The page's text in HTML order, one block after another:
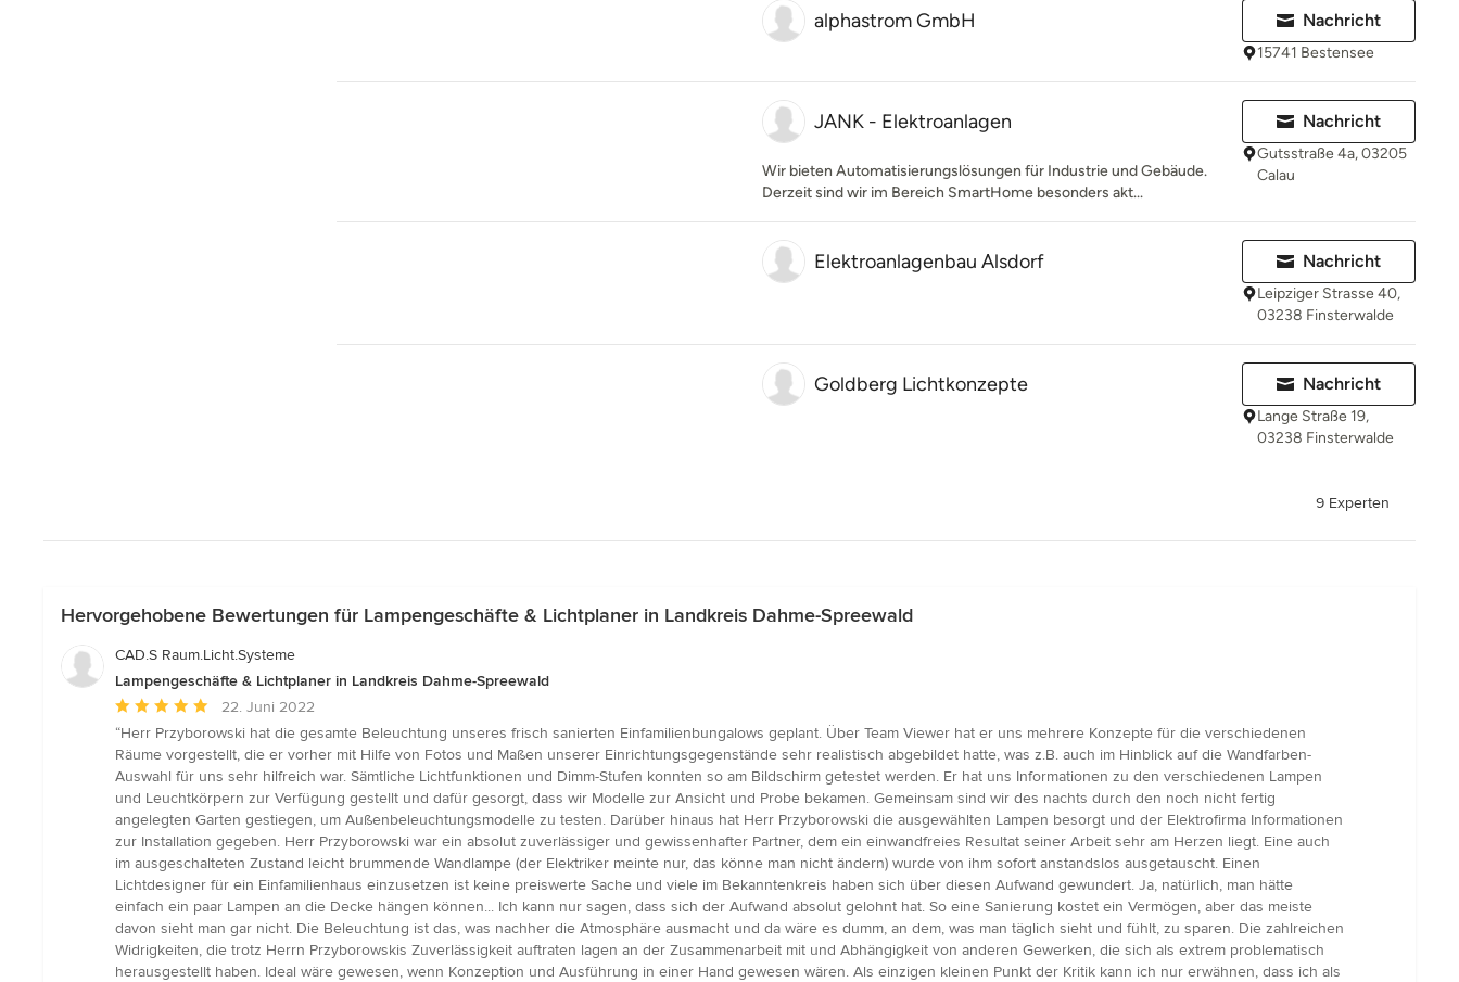
alphastrom GmbH Nachricht
15741 Bestensee
JANK - Elektroanlagen
Wir bieten Automatisierungslösungen für Industrie und Gebäude.
Derzeit sind wir im Bereich SmartHome besonders akt...
Nachricht
Gutsstraße 4a, 03205
Calau
Elektroanlagenbau Alsdorf Nachricht
Leipziger Strasse 40,
03238 Finsterwalde
Goldberg Lichtkonzepte Nachricht
Lange Straße 19,
03238 Finsterwalde
9 Experten
Hervorgehobene Bewertungen für Lampengeschäfte & Lichtplaner in Landkreis Dahme-Spreewald
CAD.S Raum.Licht.Systeme
Lampengeschäfte & Lichtplaner in Landkreis Dahme-Spreewald
Durchschnittliche
Bewertung:
5
von
5
Sternen
22. Juni 2022
“Herr Przyborowski hat die gesamte Beleuchtung unseres frisch sanierten Einfamilienbungalows geplant. Über Team Viewer hat er uns mehrere Konzepte für die verschiedenen
Räume vorgestellt, die er vorher mit Hilfe von Fotos und Maßen unserer Einrichtungsgegenstände sehr realistisch abgebildet hatte, was z.B. auch im Hinblick auf die Wandfarben-
Auswahl für uns sehr hilfreich war. Sämtliche Lichtfunktionen und Dimm-Stufen konnten so am Bildschirm getestet werden. Er hat uns Informationen zu den verschiedenen Lampen
und Leuchtkörpern zur Verfügung gestellt und dafür gesorgt, dass wir Modelle zur Ansicht und Probe bekamen. Gemeinsam sind wir des nachts durch den noch nicht fertig
angelegten Garten gestiegen, um Außenbeleuchtungsmodelle zu testen. Darüber hinaus hat Herr Przyborowski die ausgewählten Lampen besorgt und der Elektrofirma Informationen
zur Installation gegeben. Herr Przyborowski war ein absolut zuverlässiger und gewissenhafter Partner, dem ein einwandfreies Resultat seiner Arbeit sehr am Herzen liegt. Eine auch
im ausgeschalteten Zustand leicht brummende Wandlampe (der Elektriker meinte nur, das könne man nicht ändern) wurde von ihm sofort anstandslos ausgetauscht. Einen
Lichtdesigner für ein Einfamilienhaus einzusetzen ist keine preiswerte Sache und viele im Bekanntenkreis haben sich über diesen Aufwand gewundert. Ja, natürlich, man hätte
einfach ein paar Lampen an die Decke hängen können... Ich kann nur sagen, dass sich der Aufwand absolut gelohnt hat. So eine Sanierung kostet ein Vermögen, aber das meiste
davon sieht man gar nicht. Die Beleuchtung ist das, was nachher die Atmosphäre ausmacht und da wäre es dumm, an dem, was man täglich sieht und fühlt, zu sparen. Die zahlreichen
Widrigkeiten, die trotz Herrn Przyborowskis Zuverlässigkeit auftraten lagen an der Zusammenarbeit mit und Abhängigkeit von anderen Gewerken, die sich als extrem problematisch
herausgestellt haben. Ideal wäre gewesen, wenn Konzeption und Ausführung in einer Hand gewesen wären. Als einzigen kleinen Punkt der Kritik kann ich nur erwähnen, dass ich als